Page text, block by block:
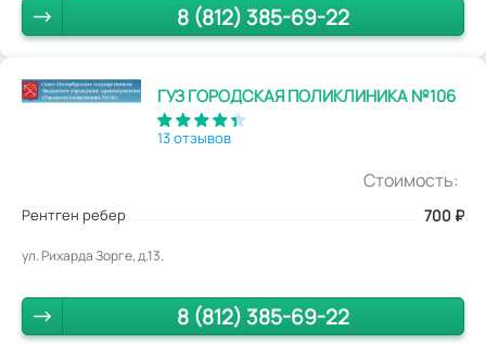
8 (812) 385-69-22
ГУЗ ГОРОДСКАЯ ПОЛИКЛИНИКА №106
13 отзывов
Стоимость:
Рентген ребер 700 ₽
ул. Рихарда Зорге, д.13.
8 (812) 385-69-22